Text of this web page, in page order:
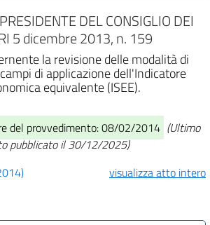
DEL CONSIGLIO DEI
5 dicembre 2013, n. 159
la revisione delle modalità di
di applicazione dell'Indicatore
equivalente (ISEE).
del provvedimento: 08/02/2014 (Ultimo
pubblicato il 30/12/2025)
visualizza atto intero